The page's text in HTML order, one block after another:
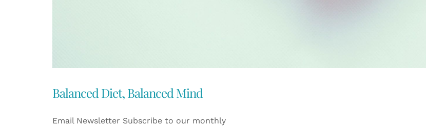
Balanced Diet, Balanced Mind
Email Newsletter Subscribe to our monthly